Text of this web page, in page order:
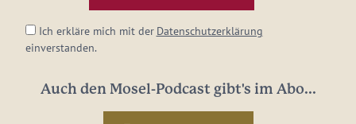
Ich erkläre mich mit der Datenschutzerklärung
einverstanden.
Auch den Mosel-Podcast gibt's im Abo...